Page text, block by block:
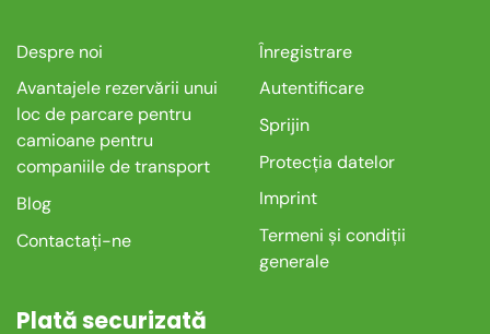
Despre noi
Avantajele rezervării unui
loc de parcare pentru
camioane pentru
companiile de transport
Blog
Contactați-ne
Înregistrare
Autentificare
Sprijin
Protecția datelor
Imprint
Termeni și condiții
generale
Plată securizată